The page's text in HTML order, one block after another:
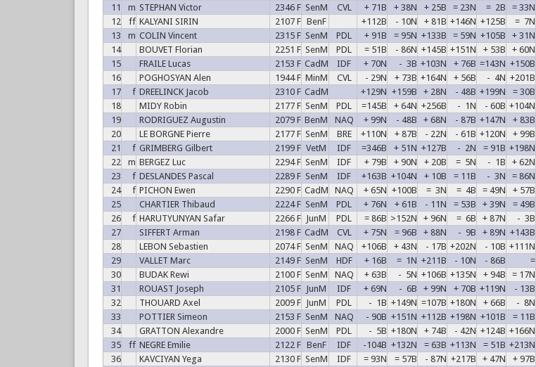
11
m STEPHAN Victor 2346 F SenM CVL + 71B + 38N + 25B = 23N = 2B = 33N
12
ff KALYANI SIRIN 2107 F BenF +112B - 10N + 81B +146N +125B = 7N
13
m COLIN Vincent 2315 F SenM PDL + 91B = 95N +133B = 59N +105B + 31N
14
BOUVET Florian 2251 F SenM PDL = 51B - 86N +145B +151N + 53B + 60N
15
FRAILE Lucas 2153 F CadM IDF + 70N - 3B +103N + 76B =143N +150B
16
POGHOSYAN Alen 1944 F MinM CVL - 29N + 73B +164N + 56B - 4N +201B
17
f DREELINCK Jacob 2310 F CadM +129N +159B + 28N - 48B +199N = 30B
18
MIDY Robin 2177 F SenM PDL =145B + 64N +256B - 1N - 60B +104N
19
RODRIGUEZ Augustin 2079 F BenM NAQ + 99N - 48B + 68N - 87B +147N + 83B
20
LE BORGNE Pierre 2177 F SenM BRE +110N + 87B - 22N - 61B +120N + 99B
21
f GRIMBERG Gilbert 2199 F VetM IDF =346B + 51N +127B - 2N = 91B +198N
22
m BERGEZ Luc 2294 F SenM IDF + 79B + 90N + 20B = 5N - 1B + 62N
23
f DESLANDES Pascal 2289 F SenM IDF +163B +104N + 10B = 11B - 3N = 86N
24
f PICHON Ewen 2290 F CadM NAQ + 65N +100B = 3N = 4B = 49N + 57B
25
CHARTIER Thibaud 2224 F SenM PDL + 76N + 61B - 11N = 53B + 39N = 49B
26
f HARUTYUNYAN Safar 2266 F JunM PDL = 86B >152N + 96N = 6B + 87N - 3B
27
SIFFERT Arman 2198 F CadM CVL + 75N = 96B + 88N - 9B + 89N +143B
28
LEBON Sebastien 2074 F SenM NAQ +106B + 43N - 17B +202N - 10B +111N
29
VALLET Marc 2149 F SenM HDF + 16B = 1N +211B - 10N - 86B =
30
BUDAK Rewi 2100 F SenM NAQ + 63B - 5N +106B +135N + 94B = 17N
31
ROUAST Joseph 2105 F JunM IDF + 69N - 6B + 99N + 70B +119N - 13B
32
THOUARD Axel 2009 F JunM PDL - 1B +149N =107B +180N + 66B - 8N
33
POTTIER Simeon 2153 F SenM NAQ - 90B +151N +112B +198N +101B = 11B
34
GRATTON Alexandre 2000 F SenM PDL - 5B +180N + 74B - 42N +124B +166N
35
ff NEGRE Emilie 2122 F BenF IDF -104B +132N = 63B +113N = 51B +213N
36
KAVCIYAN Yega 2130 F SenM IDF = 93N = 57B - 87N +217B + 47N + 97B